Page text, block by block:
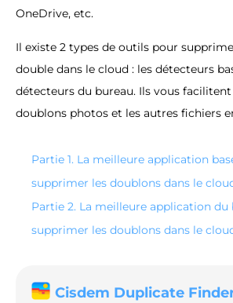
OneDrive, etc.
Il existe 2 types de outils pour
double dans le cloud : les détecteurs
détecteurs du bureau. Ils vous
doublons photos et les autres fichiers
Partie 1. La meilleure application
supprimer les doublons dans le
Partie 2. La meilleure application du
supprimer les doublons dans le
Cisdem Duplicate